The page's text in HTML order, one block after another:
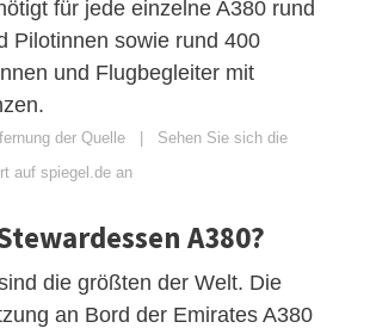
für jede einzelne A380 rund
Pilotinnen sowie rund 400
und Flugbegleiter mit
der Quelle | Sehen Sie sich die
auf spiegel.de an
A380?
die größten der Welt. Die
an Bord der Emirates A380